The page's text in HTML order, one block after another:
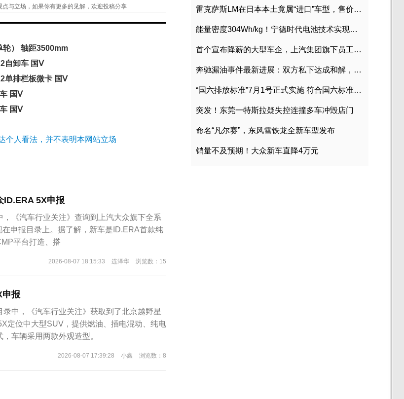
与立场，如果你有更多的见解，欢迎投稿分享
轮） 轴距3500mm
自卸车 国Ⅴ
单排栏板微卡 国Ⅴ
国Ⅴ
国Ⅴ
个人看法，并不表明本网站立场
ID.ERA 5X申报
《汽车行业关注》查询到上汽大众旗下全系
申报目录上。据了解，新车是ID.ERA首款纯
平台打造、搭
2026-08-07 18:15:33 连泽华 浏览数：15
申报
中，《汽车行业关注》获取到了北京越野星
定位中大型SUV，提供燃油、插电混动、纯电
车辆采用两款外观造型。
2026-08-07 17:39:28 小鑫 浏览数：8
雷克萨斯LM在日本本土竟属“进口”车型，售价2580万日元
能量密度304Wh/kg！宁德时代电池技术实现突破
首个宣布降薪的大型车企，上汽集团旗下员工降薪文件曝光
奔驰漏油事件最新进展：双方私下达成和解，工商已介入调查
“国六排放标准”7月1号正式实施 符合国六标准车型目录一览
突发！东莞一特斯拉疑失控连撞多车冲毁店门
命名“凡尔赛”，东风雪铁龙全新车型发布
销量不及预期！大众新车直降4万元